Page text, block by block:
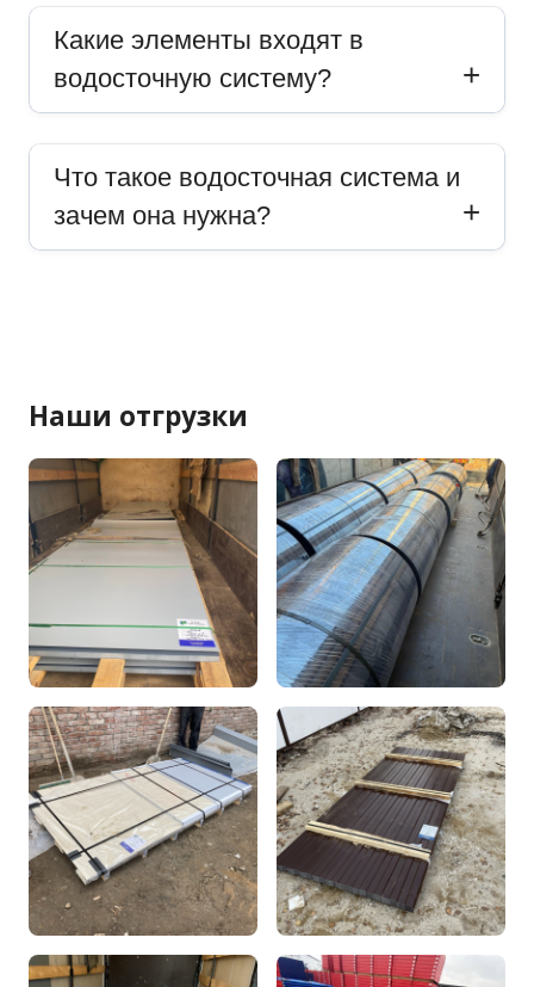
Какие элементы входят в
водосточную систему?
Что такое водосточная система и
зачем она нужна?
Наши отгрузки